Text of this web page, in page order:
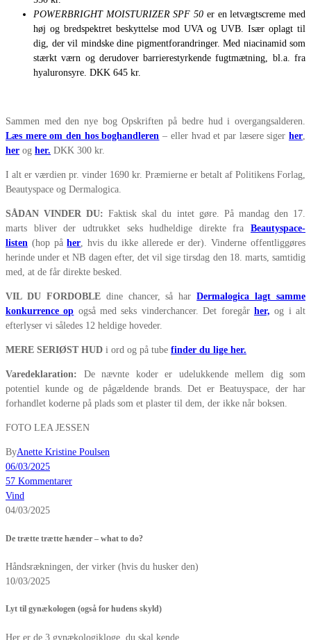
POWERBRIGHT MOISTURIZER SPF 50 er en letvægtscreme med
høj og bredspektret beskyttelse mod UVA og UVB. Især oplagt til
dig, der vil mindske dine pigmentforandringer. Med niacinamid som
stærkt værn og derudover barrierestyrkende fugtmætning, bl.a. fra
hyaluronsyre. DKK 645 kr.
Sammen med den nye bog Opskriften på bedre hud i overgangsalderen.
Læs mere om den hos boghandleren – eller hvad et par læsere sigerher,
her og her. DKK 300 kr.
I alt er værdien pr. vinder 1690 kr. Præmierne er betalt af Politikens Forlag,
Beautyspace og Dermalogica.
SÅDAN VINDER DU: Faktisk skal du intet gøre. På mandag den 17.
marts bliver der udtrukket seks hudheldige direkte fra Beautyspace-
listen (hop påher, hvis du ikke allerede er der). Vinderne offentliggøres
herinde under et NB dagen efter, det vil sige tirsdag den 18. marts, samtidig
med, at de får direkte besked.
VIL DU FORDOBLEdine chancer, så harDermalogica lagt samme
konkurrence op også med seks vinderchancer. Det foregår her, og i alt
efterlyser vi således 12 heldige hoveder.
MERE SERIØST HUD i ord og på tube finder du lige her.
Varedeklaration: De nævnte koder er udelukkende mellem dig som
potentiel kunde og de pågældende brands. Det er Beatuyspace, der har
forhandlet koderne på plads som et plaster til dem, der ikke når boksen.
FOTO LEA JESSEN
ByAnette Kristine Poulsen
06/03/2025
57 Kommentarer
Vind
04/03/2025
De trætte trætte hænder – what to do?
Håndsrækningen, der virker (hvis du husker den)
10/03/2025
Lyt til gynækologen (også for hudens skyld)
Her er de 3 gynækologikloge, du skal kende